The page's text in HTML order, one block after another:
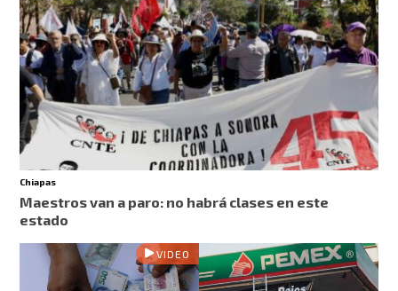
Chiapas
Maestros van a paro: no habrá clases en este
estado
VIDEO